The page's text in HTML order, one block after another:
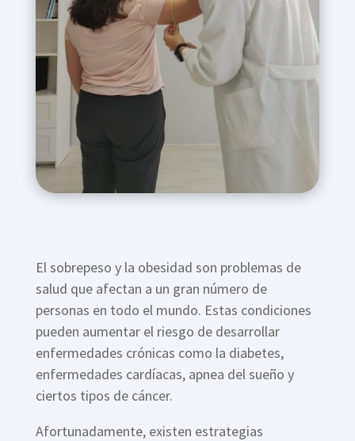
El sobrepeso y la obesidad son problemas de
salud que afectan a un gran número de
personas en todo el mundo. Estas condiciones
pueden aumentar el riesgo de desarrollar
enfermedades crónicas como la diabetes,
enfermedades cardíacas, apnea del sueño y
ciertos tipos de cáncer.
Afortunadamente, existen estrategias